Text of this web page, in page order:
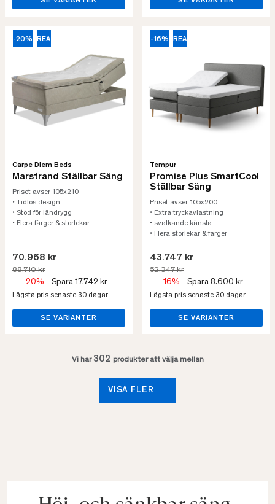
-20% REA
Carpe Diem Beds
Marstrand Ställbar Säng
Priset avser 105x210
• Tidlös design
• Stöd för ländrygg
• Flera färger & storlekar
70.968 kr
88.710 kr
-20% Spara 17.742 kr
Lägsta pris senaste 30 dagar
SE VARIANTER
-16% REA
Tempur
Promise Plus SmartCool
Ställbar Säng
Priset avser 105x200
• Extra tryckavlastning
• svalkande känsla
• Flera storlekar & färger
43.747 kr
52.347 kr
-16% Spara 8.600 kr
Lägsta pris senaste 30 dagar
SE VARIANTER
Vi har 302 produkter att välja mellan
VISA FLER